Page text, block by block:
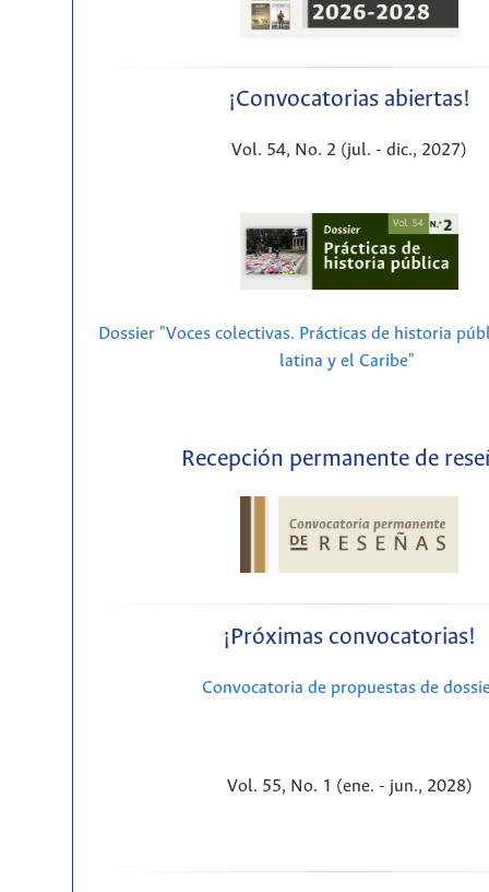
¡Convocatorias abiertas!
Vol. 54, No. 2 (jul. - dic., 2027)
Dossier "Voces colectivas. Prácticas de historia
latina y el Caribe"
Recepción permanente de
¡Próximas convocatorias!
Convocatoria de propuestas de
Vol. 55, No. 1 (ene. - jun., 2028)